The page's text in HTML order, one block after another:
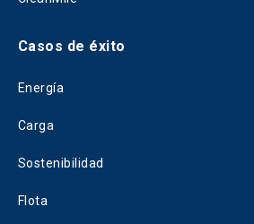
Casos de éxito
Energía
Carga
Sostenibilidad
Flota